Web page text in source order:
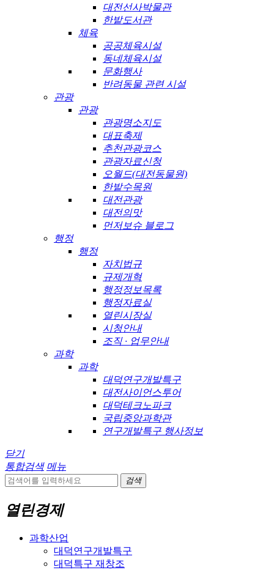
대전선사박물관
한밭도서관
체육
공공체육시설
동네체육시설
문화행사
반려동물 관련 시설
관광
관광
관광명소지도
대표축제
추천관광코스
관광자료신청
오월드(대전동물원)
한밭수목원
대전관광
대전의맛
먼저보슈 블로그
행정
행정
자치법규
규제개혁
행정정보목록
행정자료실
열린시장실
시청안내
조직 · 업무안내
과학
과학
대덕연구개발특구
대전사이언스투어
대덕테크노파크
국립중앙과학관
연구개발특구 행사정보
닫기
통합검색 메뉴
검색
열린경제
과학산업
대덕연구개발특구
대덕특구 재창조